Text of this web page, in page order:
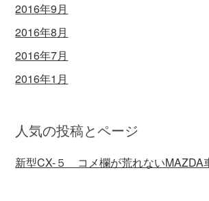
2016年9月
2016年8月
2016年7月
2016年1月
人気の投稿とページ
新型CX-５ コメ欄が荒れないMAZDA